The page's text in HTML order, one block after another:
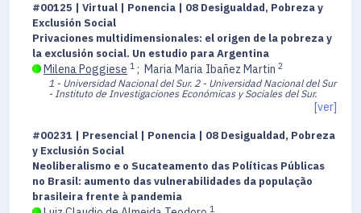
#00125 | Virtual | Ponencia | 08 Desigualdad, Pobreza y
Exclusión Social
Privaciones multidimensionales: el origen de la pobreza y
la exclusión social. Un estudio para Argentina
Milena Poggiese 1 ; Maria Maria Ibañez Martin 2
1 - Universidad Nacional del Sur. 2 - Universidad Nacional del Sur
- Instituto de Investigaciones Económicas y Sociales del Sur.
[ver]
#00231 | Presencial | Ponencia | 08 Desigualdad, Pobreza
y Exclusión Social
Neoliberalismo e o Sucateamento das Políticas Públicas
no Brasil: aumento das vulnerabilidades da população
brasileira frente à pandemia
1